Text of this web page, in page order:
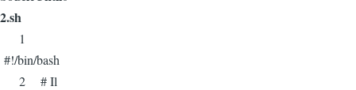
2.sh
1
#!/bin/bash
2 # Il